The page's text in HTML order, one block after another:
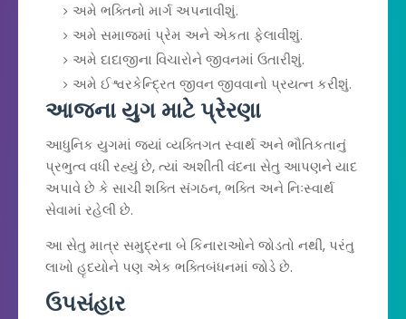
અમે ભક્તિનો માર્ગ અપનાવીશું.
અમે સમાજમાં પ્રેમ અને એકતા ફેલાવીશું.
અમે દાદાજીના વિચારોને જીવનમાં ઉતારીશું.
અમે ઈશ્વરકેન્દ્રિત જીવન જીવવાનો પ્રયત્ન કરીશું.
આજના યુગ માટે પ્રેરણા
આધુનિક યુગમાં જ્યાં વ્યક્તિગત સ્વાર્થ અને ભૌતિકતાનું
પ્રભુત્વ વધી રહ્યું છે, ત્યાં અશીતી વંદના સેતુ આપણને યાદ
અપાવે છે કે સાચી શક્તિ સંગઠન, ભક્તિ અને નિઃસ્વાર્થ
સેવામાં રહેલી છે.
આ સેતુ માત્ર સમુદ્રના બે કિનારાઓને જોડતો નથી, પરંતુ
લાખો હૃદયોને પણ એક ભક્તિબંધનમાં જોડે છે.
ઉપસંહાર